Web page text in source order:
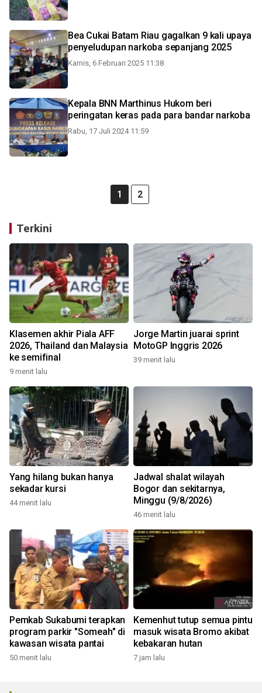
Bea Cukai Batam Riau gagalkan 9 kali upaya
penyeludupan narkoba sepanjang 2025
Kamis, 6 Februari 2025 11:38
Kepala BNN Marthinus Hukom beri
peringatan keras pada para bandar narkoba
Rabu, 17 Juli 2024 11:59
1 2
Terkini
Klasemen akhir Piala AFF
2026, Thailand dan Malaysia
ke semifinal
9 menit lalu
Jorge Martin juarai sprint
MotoGP Inggris 2026
39 menit lalu
Yang hilang bukan hanya
sekadar kursi
44 menit lalu
Jadwal shalat wilayah
Bogor dan sekitarnya,
Minggu (9/8/2026)
46 menit lalu
Pemkab Sukabumi terapkan
program parkir "Someah" di
kawasan wisata pantai
50 menit lalu
Kemenhut tutup semua pintu
masuk wisata Bromo akibat
kebakaran hutan
7 jam lalu